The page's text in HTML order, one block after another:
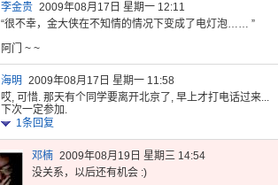
李金贵 2009年08月17日 星期一 12:11
“很不幸， 金大侠在不知情的情况 下变成了电灯泡…… ”
阿门 ~ ~
海明 2009年08月17日 星期一 11:58
哎, 可惜. 那天有个同学要离开北京了, 早上才打电话过来...
下次一定参加.
1条回复
邓楠 2009年08月19日 星期三 14:54
没关系，以后还有机会 :)